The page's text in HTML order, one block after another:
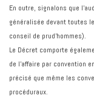
En outre, signalons que
généralisée devant toutes
conseil de prud’hommes).
Le Décret comporte
de l'affaire par convention
précisé que même les
procéduraux.